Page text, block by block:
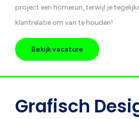
project een homerun, terwijl je
klantrelatie om van te houden!
Bekijk vacature
Grafisch